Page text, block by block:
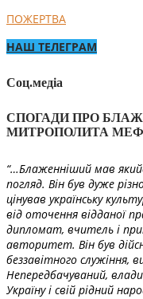
ПОЖЕРТВА
НАШ ТЕЛЕГРАМ
Соц.медіа
СПОГАДИ ПРО
МИТРОПОЛИТА
“…Блаженніший мав
погляд. Він був дуже
цінував українську
від оточення відданої
дипломат, вчитель і
авторитет. Він був
беззавітного служіння,
Непередбачуваний,
Україну і свій рідний